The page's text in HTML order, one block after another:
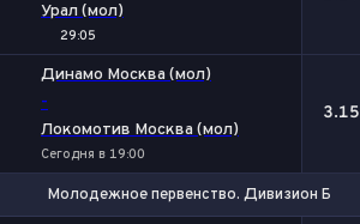
Урал (мол)
29:05
Динамо Москва (мол)
-
Локомотив Москва (мол)
Сегодня в 19:00
3.15
Молодежное первенство. Дивизион Б